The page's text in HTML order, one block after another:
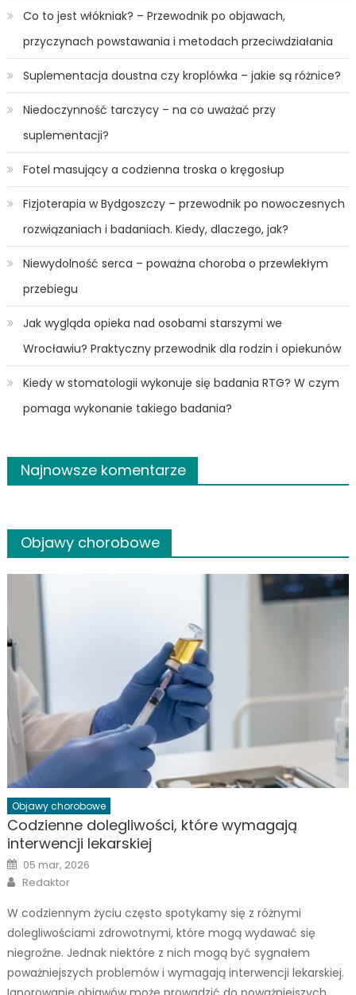
Co to jest włókniak? – Przewodnik po objawach,
przyczynach powstawania i metodach przeciwdziałania
Suplementacja doustna czy kroplówka – jakie są różnice?
Niedoczynność tarczycy – na co uważać przy
suplementacji?
Fotel masujący a codzienna troska o kręgosłup
Fizjoterapia w Bydgoszczy – przewodnik po nowoczesnych
rozwiązaniach i badaniach. Kiedy, dlaczego, jak?
Niewydolność serca – poważna choroba o przewlekłym
przebiegu
Jak wygląda opieka nad osobami starszymi we
Wrocławiu? Praktyczny przewodnik dla rodzin i opiekunów
Kiedy w stomatologii wykonuje się badania RTG? W czym
pomaga wykonanie takiego badania?
Najnowsze komentarze
Objawy chorobowe
Objawy chorobowe
Codzienne dolegliwości, które wymagają
interwencji lekarskiej
Posted
on
05 mar, 2026
Author
Redaktor
W codziennym życiu często spotykamy się z różnymi
dolegliwościami zdrowotnymi, które mogą wydawać się
niegroźne. Jednak niektóre z nich mogą być sygnałem
poważniejszych problemów i wymagają interwencji lekarskiej.